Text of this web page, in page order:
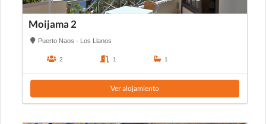
Moijama 2
Puerto Naos - Los Llanos
2 1 1
Ver alojamiento